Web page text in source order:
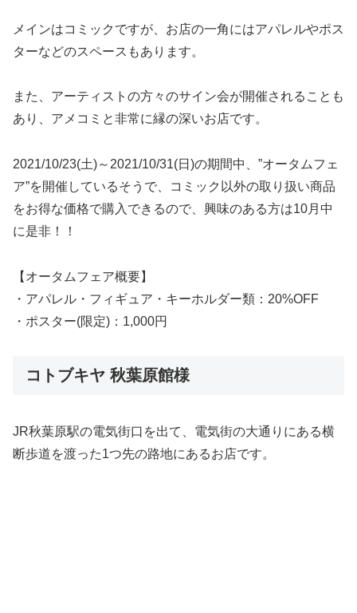
メインはコミックですが、お店の一角にはアパレルやポス
ターなどのスペースもあります。
また、アーティストの方々のサイン会が開催されることも
あり、アメコミと非常に縁の深いお店です。
2021/10/23(土)～2021/10/31(日)の期間中、”オータムフェ
ア”を開催しているそうで、コミック以外の取り扱い商品
をお得な価格で購入できるので、興味のある方は10月中
に是非！！
【オータムフェア概要】
・アパレル・フィギュア・キーホルダー類：20%OFF
・ポスター(限定)：1,000円
コトブキヤ 秋葉原館様
JR秋葉原駅の電気街口を出て、電気街の大通りにある横
断歩道を渡った1つ先の路地にあるお店です。